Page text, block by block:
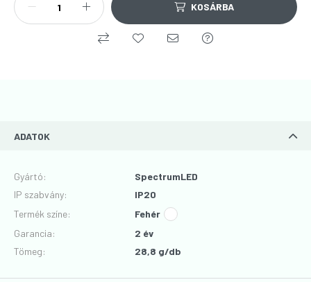
KOSÁRBA
ADATOK
Gyártó:
SpectrumLED
IP szabvány:
IP20
Termék színe:
Fehér
Garancia:
2 év
Tömeg:
28,8 g/db